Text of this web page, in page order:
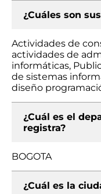
¿Cuáles son
Actividades de
actividades de
informáticas,
de sistemas
diseño
¿Cuál es el
registra?
BOGOTA
¿Cuál es la